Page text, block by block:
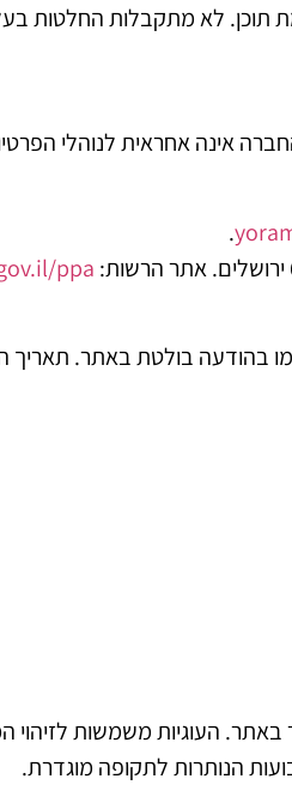
תוכן. לא מתקבלות
אינה אחראית לנוהלי
.
ppa
בהודעה בולטת באתר. תאריך
העוגיות משמשות לזיהוי
הנותרות לתקופה מוגדרת.